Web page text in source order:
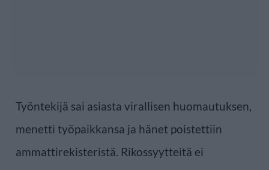
Työntekijä sai asiasta virallisen huomautuksen,
menetti työpaikkansa ja hänet poistettiin
ammattirekisteristä. Rikossyytteitä ei